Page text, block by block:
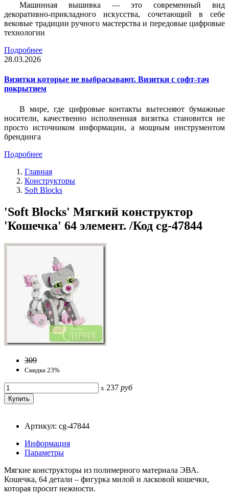
Машинная вышивка — это современный вид
декоративно-прикладного искусства, сочетающий в себе
вековые традиции ручного мастерства и передовые цифровые
технологии
Подробнее
28.03.2026
Визитки которые не выбрасывают. Визитки с софт-тач
покрытием
В мире, где цифровые контакты вытесняют бумажные
носители, качественно исполненная визитка становится не
просто источником информации, а мощным инструментом
брендинга
Подробнее
Главная
Конструкторы
Soft Blocks
'Soft Blocks' Мягкий конструктор
'Кошечка' 64 элемент. /Код cg-47844
309
Скидка 23%
x 237 руб
Артикул: cg-47844
Информация
Параметры
Мягкие конструкторы из полимерного материала ЭВА.
Кошечка, 64 детали – фигурка милой и ласковой кошечки,
которая просит нежности.